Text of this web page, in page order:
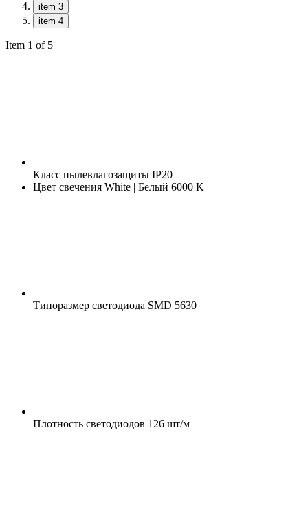
item 3
item 4
Item 1 of 5
Класс пылевлагозащиты IP20
Цвет свечения White | Белый 6000 K
Типоразмер светодиода SMD 5630
Плотность светодиодов 126 шт/м